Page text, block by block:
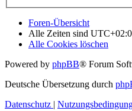
Foren-Übersicht
Alle Zeiten sind
Alle Cookies löschen
Powered by phpBB® Forum
Deutsche Übersetzung durch
Datenschutz |